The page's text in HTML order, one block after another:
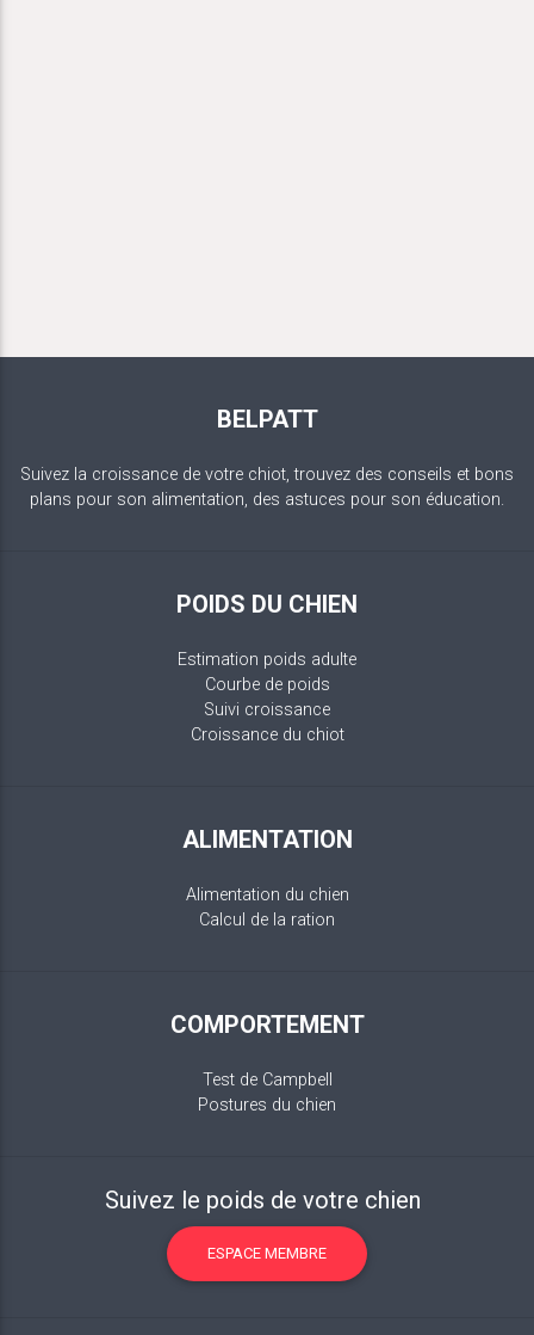
BELPATT
Suivez la croissance de votre chiot, trouvez des conseils et bons
plans pour son alimentation, des astuces pour son éducation.
POIDS DU CHIEN
Estimation poids adulte
Courbe de poids
Suivi croissance
Croissance du chiot
ALIMENTATION
Alimentation du chien
Calcul de la ration
COMPORTEMENT
Test de Campbell
Postures du chien
Suivez le poids de votre chien
ESPACE MEMBRE